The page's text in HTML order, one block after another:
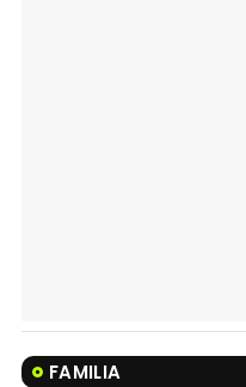
FAMILIA